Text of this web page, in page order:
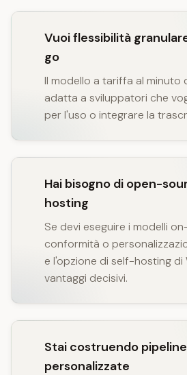
Vuoi flessibilità
go
Il modello a tariffa al minuto
adatta a sviluppatori che
per l'uso o integrare la
Hai bisogno di open-
hosting
Se devi eseguire i modelli
conformità o
e l'opzione di self-hosting di
vantaggi decisivi.
Stai costruendo
personalizzate